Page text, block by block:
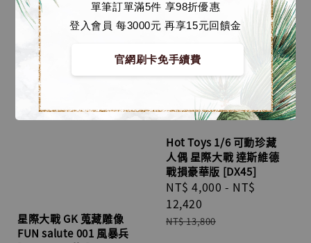
單筆訂單滿5件 享98折優惠
登入會員 每3000元 再享15元回饋金
官網刷卡免手續費
星際大戰 GK 蒐藏雕像
FUN salute 001 風暴兵
Hot Toys 1/6 可動珍藏
人偶 星際大戰 達斯維德
戰損豪華版 [DX45]
Sale
price
NT$ 4,000 - NT$
12,420
Regular
NT$ 13,800